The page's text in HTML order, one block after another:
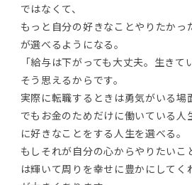
ではなくて、
もっと自分の好きなことやりたかっ
が選べるようになる。
「給与は下がっても大丈夫。生きて
そう思えるからです。
実際に転職するときは勇気がいる場
でもお金のためだけに働いている人
に好きなことをする人生を選べる。
もしそれが自分の心からやりたいこ
は輝いて周りを幸せに豊かにしてく